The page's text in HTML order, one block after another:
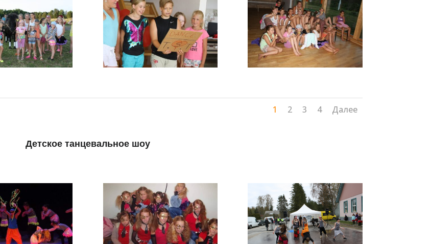
1 2 3 4 Далее
Детское танцевальное шоу